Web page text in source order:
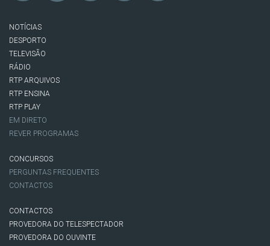
NOTÍCIAS
DESPORTO
TELEVISÃO
RÁDIO
RTP ARQUIVOS
RTP ENSINA
RTP PLAY
EM DIRETO
REVER PROGRAMAS
CONCURSOS
PERGUNTAS FREQUENTES
CONTACTOS
CONTACTOS
PROVEDORA DO TELESPECTADOR
PROVEDORA DO OUVINTE